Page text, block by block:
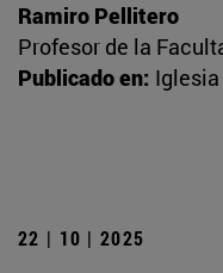
Ramiro Pellitero
Profesor de la
Publicado en:
22 | 10 | 2025